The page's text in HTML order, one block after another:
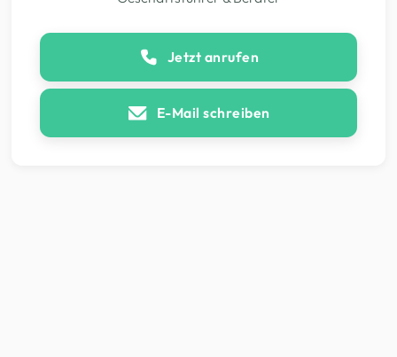
Jetzt anrufen
E-Mail schreiben